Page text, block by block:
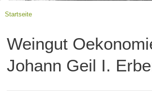
Startseite
Weingut
Johann Geil I.